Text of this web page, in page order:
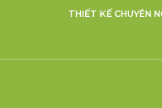
THIẾT KẾ CHUYÊN